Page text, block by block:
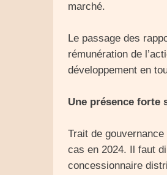
marché.
Le passage des
rémunération de
développement en
Une présence forte
Trait de
cas en 2024. Il faut
concessionnaire